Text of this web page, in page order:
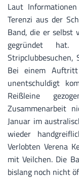
Laut
Terenzi aus der
Band, die er selbst
gegründet
Stripclubbesuchen,
Bei einem
unentschuldigt
Reißleine
Zusammenarbeit
Januar im
wieder
Verlobten Verena
mit Veilchen. Die
bislang noch nicht